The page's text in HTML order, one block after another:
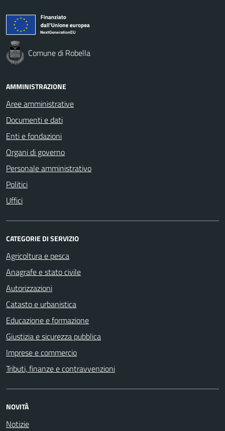
Comune di Robella
AMMINISTRAZIONE
Aree amministrative
Documenti e dati
Enti e fondazioni
Organi di governo
Personale amministrativo
Politici
Uffici
CATEGORIE DI SERVIZIO
Agricoltura e pesca
Anagrafe e stato civile
Autorizzazioni
Catasto e urbanistica
Educazione e formazione
Giustizia e sicurezza pubblica
Imprese e commercio
Tributi, finanze e contravvenzioni
NOVITÀ
Notizie